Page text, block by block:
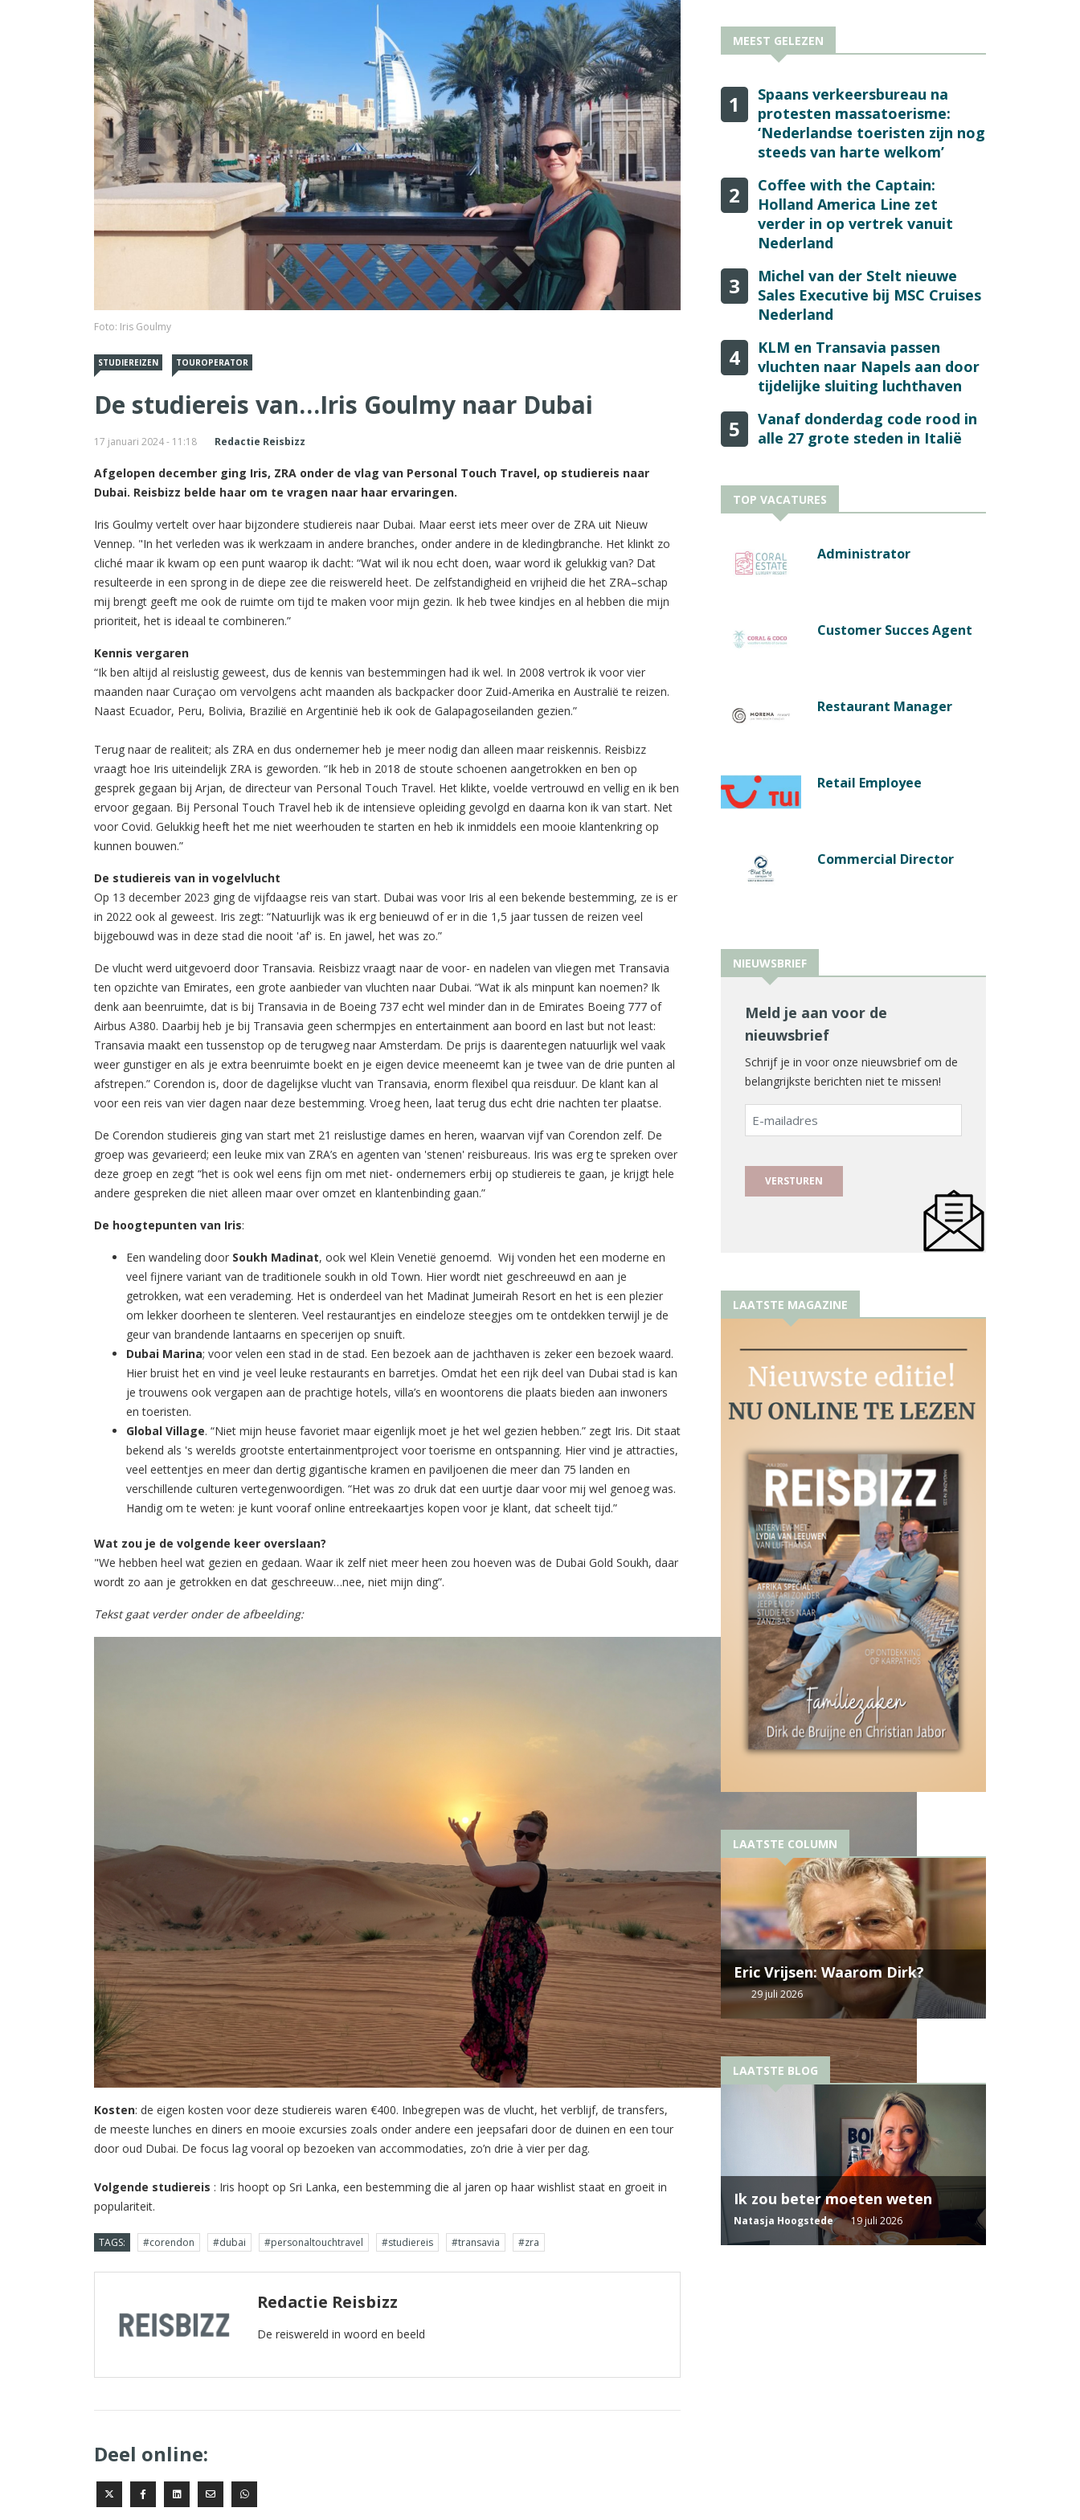
Foto: Iris Goulmy
STUDIEREIZEN TOUROPERATOR
De studiereis van…Iris Goulmy naar Dubai
17 januari 2024 - 11:18 Redactie Reisbizz
Afgelopen december ging Iris, ZRA onder de vlag van Personal Touch Travel, op studiereis naar
Dubai. Reisbizz belde haar om te vragen naar haar ervaringen.
Iris Goulmy vertelt over haar bijzondere studiereis naar Dubai. Maar eerst iets meer over de ZRA uit Nieuw
Vennep. "In het verleden was ik werkzaam in andere branches, onder andere in de kledingbranche. Het klinkt zo
cliché maar ik kwam op een punt waarop ik dacht: “Wat wil ik nou echt doen, waar word ik gelukkig van? Dat
resulteerde in een sprong in de diepe zee die reiswereld heet. De zelfstandigheid en vrijheid die het ZRA–schap
mij brengt geeft me ook de ruimte om tijd te maken voor mijn gezin. Ik heb twee kindjes en al hebben die mijn
prioriteit, het is ideaal te combineren.”
Kennis vergaren
“Ik ben altijd al reislustig geweest, dus de kennis van bestemmingen had ik wel. In 2008 vertrok ik voor vier
maanden naar Curaçao om vervolgens acht maanden als backpacker door Zuid-Amerika en Australië te reizen.
Naast Ecuador, Peru, Bolivia, Brazilië en Argentinië heb ik ook de Galapagoseilanden gezien.”
Terug naar de realiteit; als ZRA en dus ondernemer heb je meer nodig dan alleen maar reiskennis. Reisbizz
vraagt hoe Iris uiteindelijk ZRA is geworden. “Ik heb in 2018 de stoute schoenen aangetrokken en ben op
gesprek gegaan bij Arjan, de directeur van Personal Touch Travel. Het klikte, voelde vertrouwd en vellig en ik ben
ervoor gegaan. Bij Personal Touch Travel heb ik de intensieve opleiding gevolgd en daarna kon ik van start. Net
voor Covid. Gelukkig heeft het me niet weerhouden te starten en heb ik inmiddels een mooie klantenkring op
kunnen bouwen.”
De studiereis van in vogelvlucht
Op 13 december 2023 ging de vijfdaagse reis van start. Dubai was voor Iris al een bekende bestemming, ze is er
in 2022 ook al geweest. Iris zegt: “Natuurlijk was ik erg benieuwd of er in die 1,5 jaar tussen de reizen veel
bijgebouwd was in deze stad die nooit 'af' is. En jawel, het was zo.”
De vlucht werd uitgevoerd door Transavia. Reisbizz vraagt naar de voor- en nadelen van vliegen met Transavia
ten opzichte van Emirates, een grote aanbieder van vluchten naar Dubai. “Wat ik als minpunt kan noemen? Ik
denk aan beenruimte, dat is bij Transavia in de Boeing 737 echt wel minder dan in de Emirates Boeing 777 of
Airbus A380. Daarbij heb je bij Transavia geen schermpjes en entertainment aan boord en last but not least:
Transavia maakt een tussenstop op de terugweg naar Amsterdam. De prijs is daarentegen natuurlijk wel vaak
weer gunstiger en als je extra beenruimte boekt en je eigen device meeneemt kan je twee van de drie punten al
afstrepen.” Corendon is, door de dagelijkse vlucht van Transavia, enorm flexibel qua reisduur. De klant kan al
voor een reis van vier dagen naar deze bestemming. Vroeg heen, laat terug dus echt drie nachten ter plaatse.
De Corendon studiereis ging van start met 21 reislustige dames en heren, waarvan vijf van Corendon zelf. De
groep was gevarieerd; een leuke mix van ZRA’s en agenten van 'stenen' reisbureaus. Iris was erg te spreken over
deze groep en zegt “het is ook wel eens fijn om met niet- ondernemers erbij op studiereis te gaan, je krijgt hele
andere gespreken die niet alleen maar over omzet en klantenbinding gaan.”
De hoogtepunten van Iris:
Een wandeling door Soukh Madinat, ook wel Klein Venetië genoemd. Wij vonden het een moderne en
veel fijnere variant van de traditionele soukh in old Town. Hier wordt niet geschreeuwd en aan je
getrokken, wat een verademing. Het is onderdeel van het Madinat Jumeirah Resort en het is een plezier
om lekker doorheen te slenteren. Veel restaurantjes en eindeloze steegjes om te ontdekken terwijl je de
geur van brandende lantaarns en specerijen op snuift.
Dubai Marina; voor velen een stad in de stad. Een bezoek aan de jachthaven is zeker een bezoek waard.
Hier bruist het en vind je veel leuke restaurants en barretjes. Omdat het een rijk deel van Dubai stad is kan
je trouwens ook vergapen aan de prachtige hotels, villa’s en woontorens die plaats bieden aan inwoners
en toeristen.
Global Village. “Niet mijn heuse favoriet maar eigenlijk moet je het wel gezien hebben.” zegt Iris. Dit staat
bekend als 's werelds grootste entertainmentproject voor toerisme en ontspanning. Hier vind je attracties,
veel eettentjes en meer dan dertig gigantische kramen en paviljoenen die meer dan 75 landen en
verschillende culturen vertegenwoordigen. “Het was zo druk dat een uurtje daar voor mij wel genoeg was.
Handig om te weten: je kunt vooraf online entreekaartjes kopen voor je klant, dat scheelt tijd.”
Wat zou je de volgende keer overslaan?
"We hebben heel wat gezien en gedaan. Waar ik zelf niet meer heen zou hoeven was de Dubai Gold Soukh, daar
wordt zo aan je getrokken en dat geschreeuw…nee, niet mijn ding”.
Tekst gaat verder onder de afbeelding:
Kosten: de eigen kosten voor deze studiereis waren €400. Inbegrepen was de vlucht, het verblijf, de transfers,
de meeste lunches en diners en mooie excursies zoals onder andere een jeepsafari door de duinen en een tour
door oud Dubai. De focus lag vooral op bezoeken van accommodaties, zo’n drie à vier per dag.
Volgende studiereis : Iris hoopt op Sri Lanka, een bestemming die al jaren op haar wishlist staat en groeit in
populariteit.
TAGS: #corendon #dubai #personaltouchtravel #studiereis #transavia #zra
Redactie Reisbizz
De reiswereld in woord en beeld
Deel online:
MEEST GELEZEN
1
Spaans verkeersbureau na
protesten massatoerisme:
‘Nederlandse toeristen zijn nog
steeds van harte welkom’
2
Coffee with the Captain:
Holland America Line zet
verder in op vertrek vanuit
Nederland
3
Michel van der Stelt nieuwe
Sales Executive bij MSC Cruises
Nederland
4
KLM en Transavia passen
vluchten naar Napels aan door
tijdelijke sluiting luchthaven
5
Vanaf donderdag code rood in
alle 27 grote steden in Italië
TOP VACATURES
Administrator
Customer Succes Agent
Restaurant Manager
Retail Employee
Commercial Director
NIEUWSBRIEF
Meld je aan voor de
nieuwsbrief
Schrijf je in voor onze nieuwsbrief om de
belangrijkste berichten niet te missen!
E-
mailadres
LAATSTE MAGAZINE
LAATSTE COLUMN
Eric Vrijsen: Waarom Dirk?
29 juli 2026
LAATSTE BLOG
Ik zou beter moeten weten
Natasja Hoogstede 19 juli 2026